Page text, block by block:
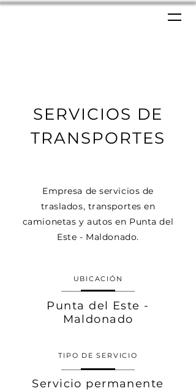
SERVICIOS DE
TRANSPORTES
Empresa de servicios de
traslados, transportes en
camionetas y autos en Punta del
Este - Maldonado.
UBICACIÓN
Punta del Este -
Maldonado
TIPO DE SERVICIO
Servicio permanente